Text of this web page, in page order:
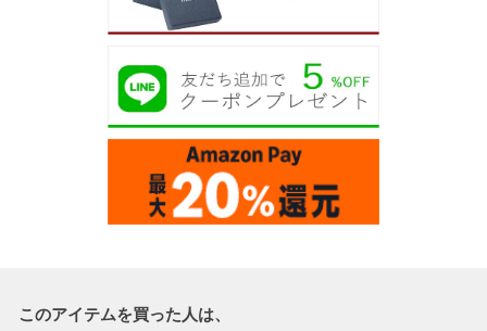
このアイテムを買った人は、